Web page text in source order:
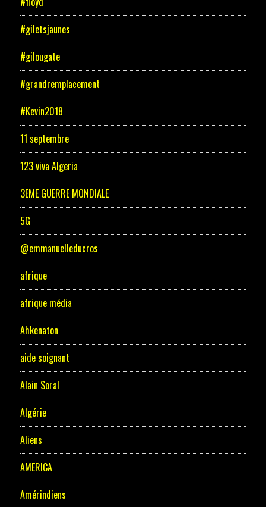
#giletsjaunes
#gilougate
#grandremplacement
#Kevin2018
11 septembre
123 viva Algeria
3EME GUERRE MONDIALE
5G
@emmanuelleducros
afrique
afrique média
Ahkenaton
aide soignant
Alain Soral
Algérie
Aliens
AMERICA
Amérindiens